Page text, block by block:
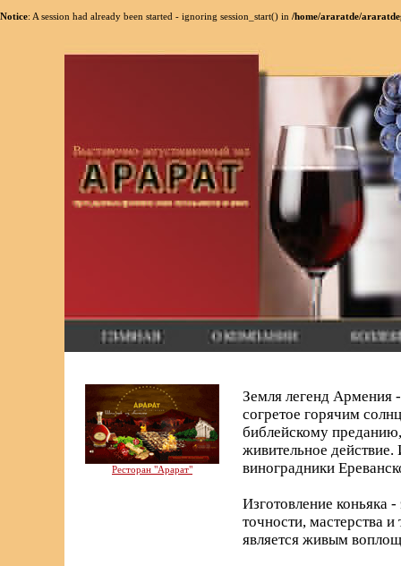
Notice: A session had already been started - ignoring session_start() in /home/araratde/
Ресторан "Арарат"
Земля легенд Армения
согретое горячим
библейскому
живительное
виноградники
Изготовление коньяка
точности, мастерства
является живым